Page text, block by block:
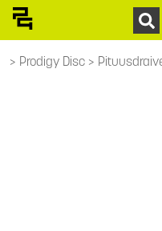
Prodigy Disc